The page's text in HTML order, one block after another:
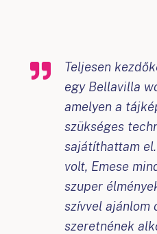
Teljesen
egy Bellavilla
amelyen a
szükséges
sajátíthattam
volt, Emese
szuper
szívvel ajánlom
szeretnének